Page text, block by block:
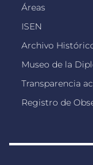
Áreas
ISEN
Archivo
Museo de la
Transparencia
Registro de